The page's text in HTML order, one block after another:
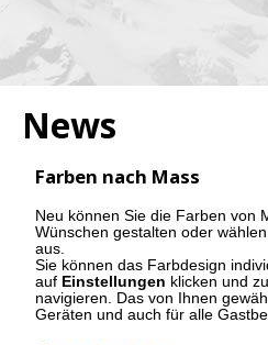
News
Farben nach Mass
Neu können Sie die Farben von
Wünschen gestalten oder
aus.
Sie können das Farbdesign
auf Einstellungen klicken und
navigieren. Das von Ihnen
Geräten und auch für alle